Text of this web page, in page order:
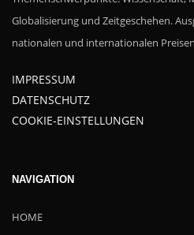
Globalisierung und Zeitgeschehen.
nationalen und internationalen
IMPRESSUM
DATENSCHUTZ
COOKIE-EINSTELLUNGEN
NAVIGATION
HOME